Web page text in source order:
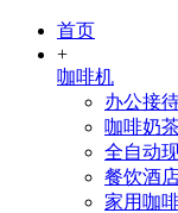
首页
+
咖啡机
办公接
咖啡奶
全自动
餐饮酒
家用咖